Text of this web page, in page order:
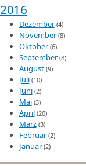
2016
Dezember (4)
November (8)
Oktober (6)
September (8)
August (9)
Juli (10)
Juni (2)
Mai (3)
April (20)
März (3)
Februar (2)
Januar (2)